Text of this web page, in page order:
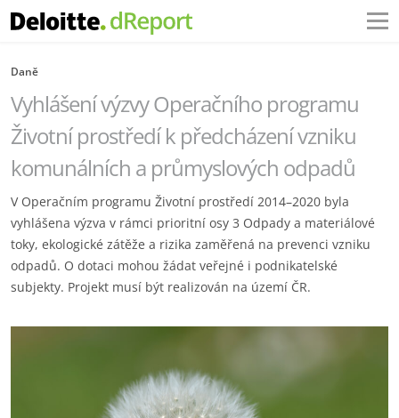
Daně
Vyhlášení výzvy Operačního programu
Životní prostředí k předcházení vzniku
komunálních a průmyslových odpadů
V Operačním programu Životní prostředí 2014–2020 byla
vyhlášena výzva v rámci prioritní osy 3 Odpady a materiálové
toky, ekologické zátěže a rizika zaměřená na prevenci vzniku
odpadů. O dotaci mohou žádat veřejné i podnikatelské
subjekty. Projekt musí být realizován na území ČR.